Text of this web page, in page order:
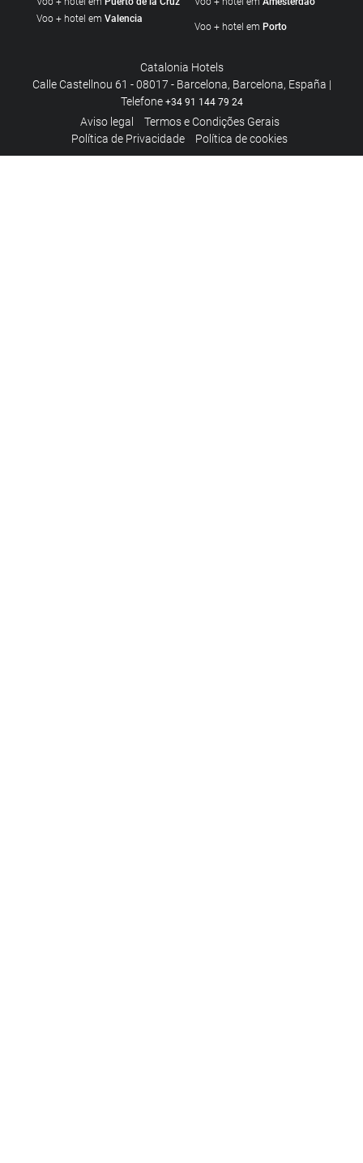
Voo + hotel em Valencia
Voo + hotel em Porto
Catalonia Hotels
Calle Castellnou 61 - 08017 - Barcelona, Barcelona, España |
Telefone +34 91 144 79 24
Aviso legal
Termos e Condições Gerais
Polí­tica de Privacidade
Política de cookies